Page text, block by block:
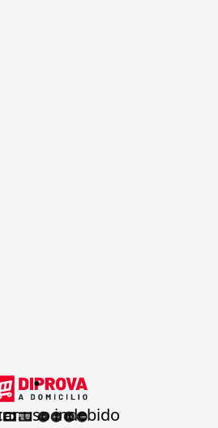
.
uso indebido